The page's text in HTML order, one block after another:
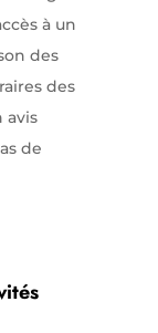
à un
des
des
avis
de